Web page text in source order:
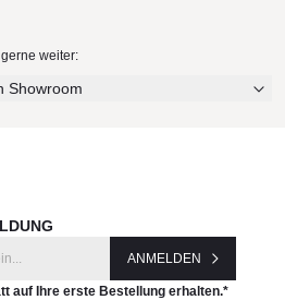
und Materialien ganz in Ruhe in
des Herstellers
weiter:
Showroom
ANMELDEN
auf Ihre erste Bestellung erhalten.*